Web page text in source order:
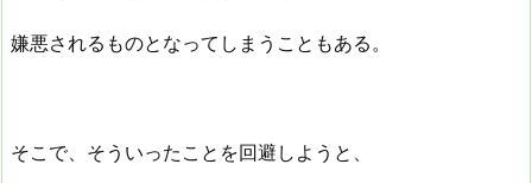
嫌悪されるものとなってしまうこともある。
そこで、そういったことを回避しようと、